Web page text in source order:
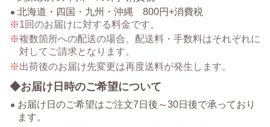
北海道・四国・九州・沖縄 800円+消費税
1回のお届けに対する料金です。
複数箇所への配送の場合、配送料・手数料はそれぞれに
対してご請求となります。
出荷後のお届け先変更は再度送料が発生します。
◆お届け日時のご希望について
お届け日のご希望はご注文7日後～30日後で承っており
ます。